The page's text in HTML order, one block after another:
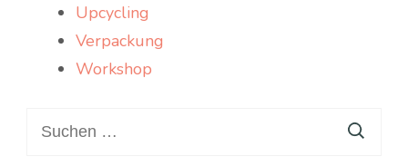
Upcycling
Verpackung
Workshop
nach: